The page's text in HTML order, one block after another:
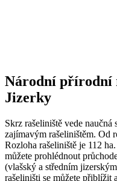
Národní přírodní
Jizerky
Skrz rašeliniště vede
zajímavým rašeliništěm. Od
Rozloha rašeliniště je 112
můžete prohlédnout
(vlašský a středním
rašeliništi se můžete přiblížit